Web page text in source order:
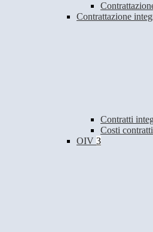
Contrattazione
Contratti
Costi
OIV 3